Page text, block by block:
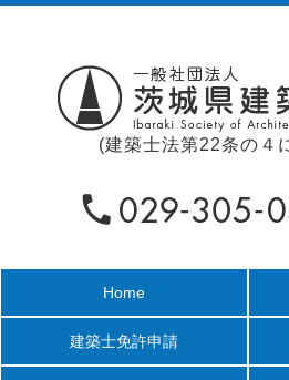
(建築士法第22条の４
Home
建築士免許申請